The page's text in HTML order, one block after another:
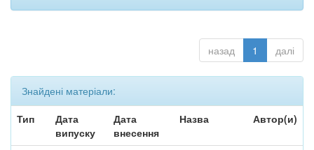
назад 1 далі
Знайдені матеріали:
Тип
Дата
випуску
Дата
внесення
Назва Автор(и)